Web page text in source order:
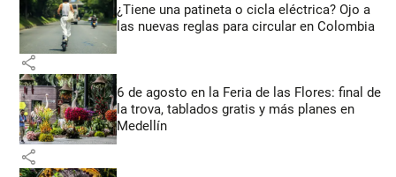
¿Tiene una patineta o cicla eléctrica? Ojo a
las nuevas reglas para circular en Colombia
share
6 de agosto en la Feria de las Flores: final de
la trova, tablados gratis y más planes en
Medellín
share